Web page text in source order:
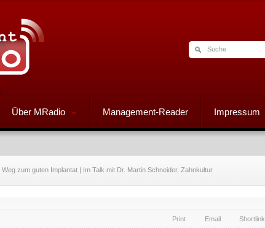
Über MRadio Management-Reader Impressum
Weg zum guten Implantat | Im Talk mit Dr. Martin Schneider, Zahnkultur
Print Email Shortlink